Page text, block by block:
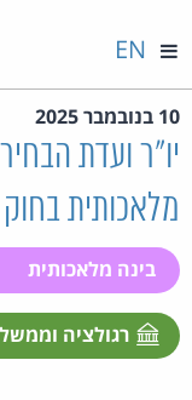
EN
10 בנובמבר 2025
יו"ר ועדת
מלאכותית בחוק
בינה מלאכותית
רגולציה וממשל